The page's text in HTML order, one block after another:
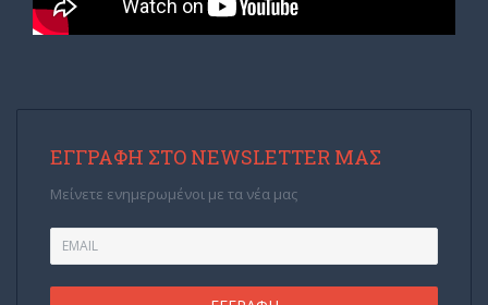
ΕΓΓΡΑΦΉ ΣΤΟ NEWSLETTER ΜΑΣ
Μείνετε ενημερωμένοι με τα νέα μας